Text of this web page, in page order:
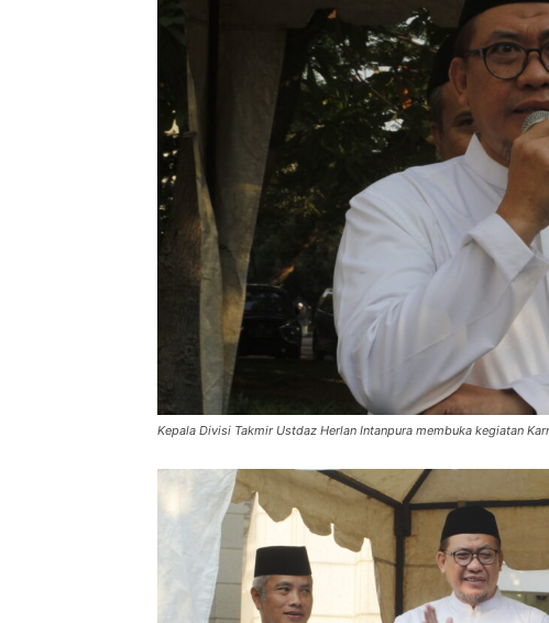
Kepala Divisi Takmir Ustdaz Herlan Intanpura membuka kegiatan